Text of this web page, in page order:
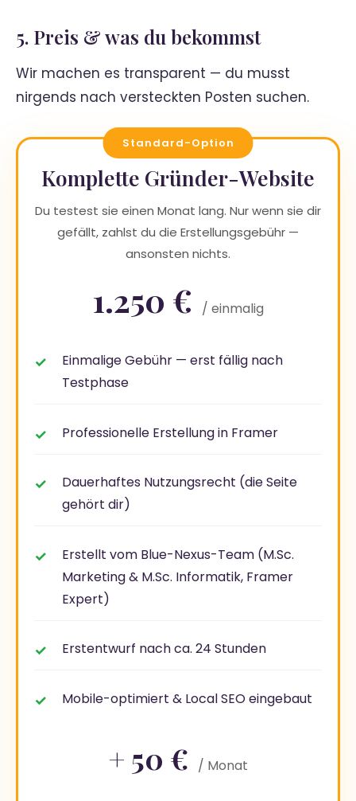
5. Preis & was du bekommst
Wir machen es transparent — du musst
nirgends nach versteckten Posten suchen.
Standard-Option
Komplette Gründer-Website
Du testest sie einen Monat lang. Nur wenn sie dir
gefällt, zahlst du die Erstellungsgebühr —
ansonsten nichts.
1.250 € / einmalig
Einmalige Gebühr — erst fällig nach
Testphase
Professionelle Erstellung in Framer
Dauerhaftes Nutzungsrecht (die Seite
gehört dir)
Erstellt vom Blue-Nexus-Team (M.Sc.
Marketing & M.Sc. Informatik, Framer
Expert)
Erstentwurf nach ca. 24 Stunden
Mobile-optimiert & Local SEO eingebaut
+ 50 € / Monat